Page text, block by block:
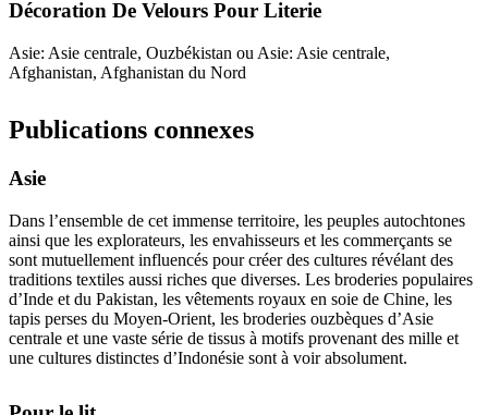
Décoration De Velours Pour Literie
Asie: Asie centrale, Ouzbékistan ou Asie: Asie centrale,
Afghanistan, Afghanistan du Nord
Publications connexes
Asie
Dans l’ensemble de cet immense territoire, les peuples autochtones
ainsi que les explorateurs, les envahisseurs et les commerçants se
sont mutuellement influencés pour créer des cultures révélant des
traditions textiles aussi riches que diverses. Les broderies populaires
d’Inde et du Pakistan, les vêtements royaux en soie de Chine, les
tapis perses du Moyen-Orient, les broderies ouzbèques d’Asie
centrale et une vaste série de tissus à motifs provenant des mille et
une cultures distinctes d’Indonésie sont à voir absolument.